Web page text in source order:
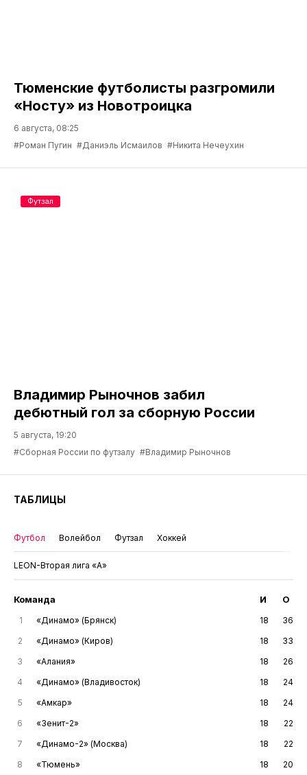
Тюменские футболисты разгромили
«Носту» из Новотроицка
6 августа, 08:25
#Роман Пугин #Даниэль Исмаилов #Никита Нечеухин
Владимир Рыночнов забил
дебютный гол за сборную России
5 августа, 19:20
#Сборная России по футзалу #Владимир Рыночнов
Футзал
ТАБЛИЦЫ
Футбол Волейбол Футзал Хоккей
LEON-Вторая лига «А»
Команда И О
1 «Динамо» (Брянск) 18
36
2
«Динамо» (Киров) 18
33
3
«Алания» 18
26
4
«Динамо» (Владивосток) 18
24
5
«Амкар» 18
24
6
«Зенит-2» 18
22
7
«Динамо-2» (Москва) 18
22
8
«Тюмень» 18
20